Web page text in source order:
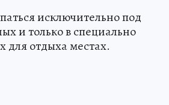
исключительно под
и только в специально
для отдыха местах.